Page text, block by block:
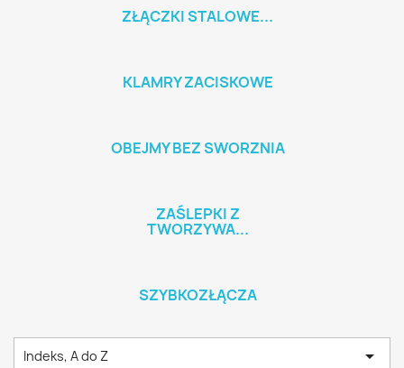
ZŁĄCZKI STALOWE...
KLAMRY ZACISKOWE
OBEJMY BEZ SWORZNIA
ZAŚLEPKI Z
TWORZYWA...
SZYBKOZŁĄCZA
Indeks, A do Z 